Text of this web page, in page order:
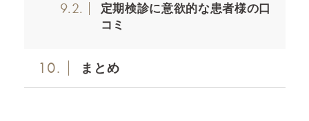
9.2.
定期検診に意欲的な患者様の口
コミ
10. まとめ